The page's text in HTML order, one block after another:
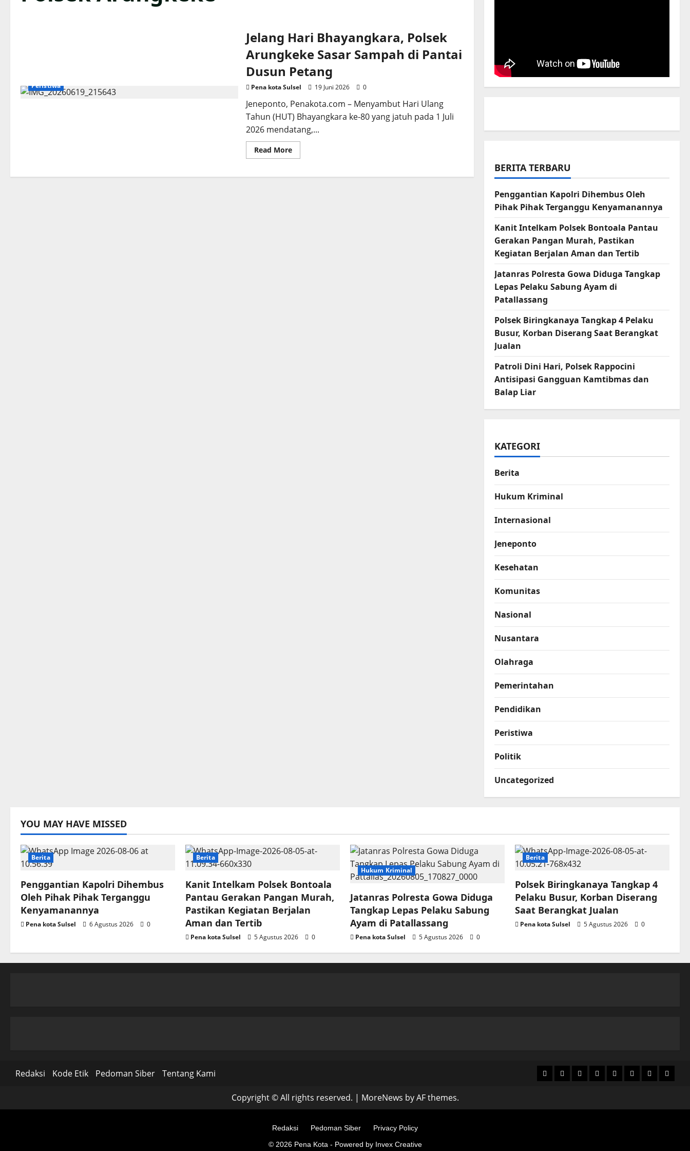
Peristiwa
Jelang Hari Bhayangkara, Polsek
Arungkeke Sasar Sampah di Pantai
Dusun Petang
Pena kota Sulsel 19 Juni 2026 0
Jeneponto, Penakota.com – Menyambut Hari Ulang
Tahun (HUT) Bhayangkara ke-80 yang jatuh pada 1 Juli
2026 mendatang,...
Read MoreRead
more
Hari
BERITA TERBARU
Penggantian Kapolri Dihembus Oleh
Pihak Pihak Terganggu Kenyamanannya
Kanit Intelkam Polsek Bontoala Pantau
Gerakan Pangan Murah, Pastikan
Kegiatan Berjalan Aman dan Tertib
Jatanras Polresta Gowa Diduga Tangkap
Lepas Pelaku Sabung Ayam di
Patallassang
Polsek Biringkanaya Tangkap 4 Pelaku
Busur, Korban Diserang Saat Berangkat
Jualan
Patroli Dini Hari, Polsek Rappocini
Antisipasi Gangguan Kamtibmas dan
Balap Liar
KATEGORI
Berita
Hukum Kriminal
Internasional
Jeneponto
Kesehatan
Komunitas
Nasional
Nusantara
Olahraga
Pemerintahan
Pendidikan
Peristiwa
Politik
Uncategorized
YOU MAY HAVE MISSED
Berita
Penggantian Kapolri Dihembus
Oleh Pihak Pihak Terganggu
Kenyamanannya
Pena kota Sulsel 6 Agustus 2026 0
Berita
Kanit Intelkam Polsek Bontoala
Pantau Gerakan Pangan Murah,
Pastikan Kegiatan Berjalan
Aman dan Tertib
Pena kota Sulsel 5 Agustus 2026 0
Hukum Kriminal
Jatanras Polresta Gowa Diduga
Tangkap Lepas Pelaku Sabung
Ayam di Patallassang
Pena kota Sulsel 5 Agustus 2026 0
Berita
Polsek Biringkanaya Tangkap 4
Pelaku Busur, Korban Diserang
Saat Berangkat Jualan
Pena kota Sulsel 5 Agustus 2026 0
Redaksi Kode Etik Pedoman Siber Tentang Kami HomeNasionalHukumPolitikEkonomiPendidikan
Kesehatan
Copyright © All rights reserved. | MoreNews by AF themes.
Redaksi Pedoman Siber
Privacy Policy
© 2026 Pena Kota - Powered by Invex Creative